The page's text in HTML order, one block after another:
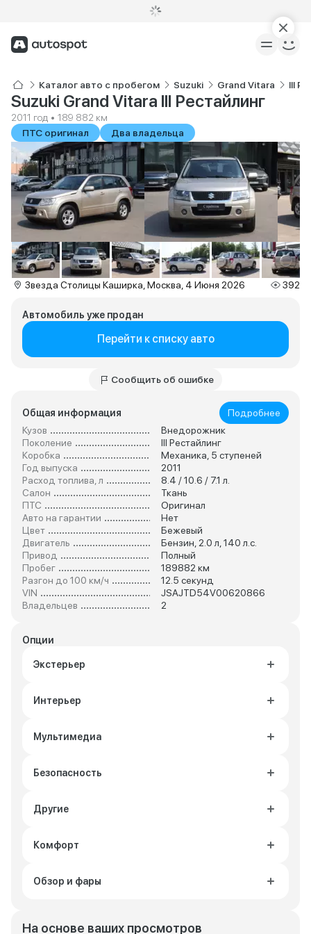
Каталог авто с пробегом Suzuki Grand Vitara III
Suzuki Grand Vitara III Рестайлинг
2011 год • 189 882 км
ПТС оригинал
Два владельца
Звезда Столицы Каширка, Москва, 4 Июня 2026 392
Автомобиль уже продан
Перейти к списку авто
Сообщить об ошибке
Общая информация
Подробнее
Кузов
Внедорожник
Поколение
III Рестайлинг
Коробка
Механика, 5 ступеней
Год выпуска
2011
Расход топлива, л
8.4 / 10.6 / 7.1 л.
Салон
Ткань
ПТС
Оригинал
Авто на гарантии
Нет
Цвет
Бежевый
Двигатель
Бензин, 2.0 л, 140 л.с.
Привод
Полный
Пробег
189882 км
Разгон до 100 км/ч
12.5 секунд
VIN
JSAJTD54V00620866
Владельцев
2
Опции
Экстерьер
Интерьер
Мультимедиа
Безопасность
Другие
Комфорт
Обзор и фары
На основе ваших просмотров